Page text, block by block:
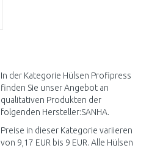
In der Kategorie Hülsen Profipress
finden Sie unser Angebot an
qualitativen Produkten der
folgenden Hersteller:SANHA.
Preise in dieser Kategorie variieren
von 9,17 EUR bis 9 EUR. Alle Hülsen